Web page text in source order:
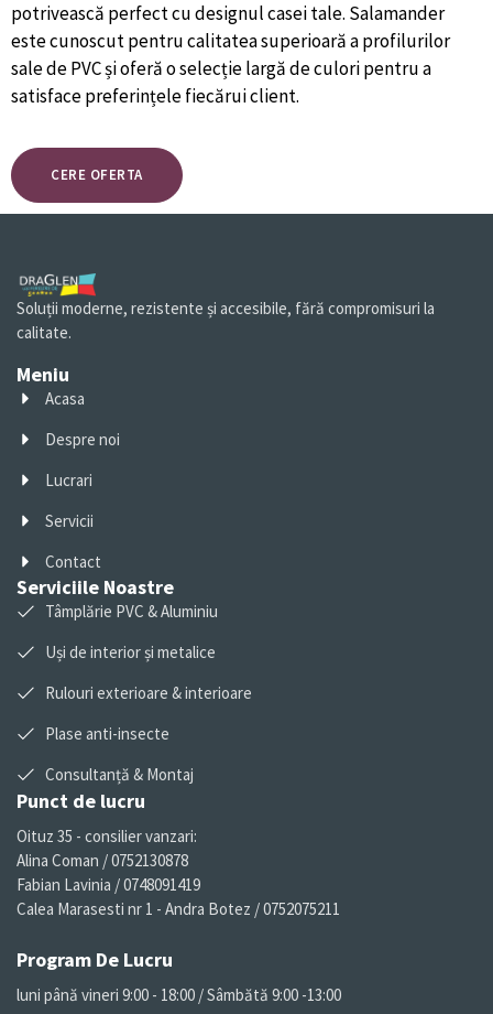
potrivească perfect cu designul casei tale. Salamander
este cunoscut pentru calitatea superioară a profilurilor
sale de PVC și oferă o selecție largă de culori pentru a
satisface preferințele fiecărui client.
CERE OFERTA
Soluții moderne, rezistente și accesibile, fără compromisuri la
calitate.
Meniu
Acasa
Despre noi
Lucrari
Servicii
Contact
Serviciile Noastre
Tâmplărie PVC & Aluminiu
Uși de interior și metalice
Rulouri exterioare & interioare
Plase anti-insecte
Consultanță & Montaj
Punct de lucru
Oituz 35 - consilier vanzari:
Alina Coman / 0752130878
Fabian Lavinia / 0748091419
Calea Marasesti nr 1 - Andra Botez / 0752075211
Program De Lucru
luni până vineri 9:00 - 18:00 / Sâmbătă 9:00 -13:00